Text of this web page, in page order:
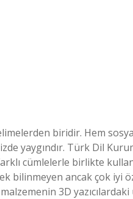
biridir. Hem
yaygındır. Türk Dil
cümlelerle birlikte
bilinmeyen ancak çok iyi
3D